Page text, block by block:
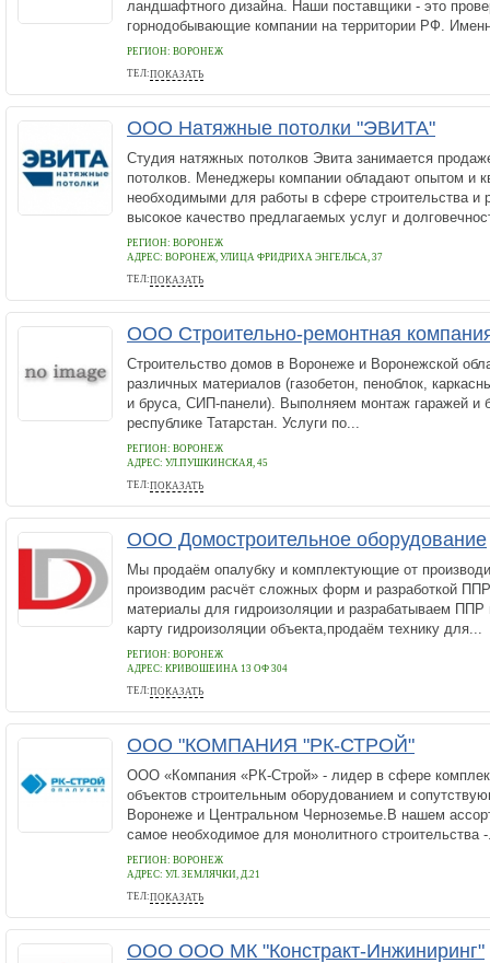
ландшафтного дизайна. Наши поставщики - это
горнодобывающие компании на территории РФ.
РЕГИОН: ВОРОНЕЖ
ТЕЛ:ПОКАЗАТЬ
89529516554
ООО Натяжные потолки "ЭВИТА"
Студия натяжных потолков Эвита занимается
потолков. Менеджеры компании обладают опытом и
необходимыми для работы в сфере строительства и
высокое качество предлагаемых услуг и
РЕГИОН: ВОРОНЕЖ
АДРЕС: ВОРОНЕЖ, УЛИЦА ФРИДРИХА ЭНГЕЛЬСА, 37
ТЕЛ:ПОКАЗАТЬ
+7 800 5112909
ООО Строительно-ремонтная
Строительство домов в Воронеже и Воронежской
различных материалов (газобетон, пеноблок,
и бруса, СИП-панели). Выполняем монтаж гаражей и
республике Татарстан. Услуги по...
РЕГИОН: ВОРОНЕЖ
АДРЕС: УЛ.ПУШКИНСКАЯ, 45
ТЕЛ:ПОКАЗАТЬ
+7-473-200-6814
ООО Домостроительное оборудование
Мы продаём опалубку и комплектующие от
производим расчёт сложных форм и разработкой
материалы для гидроизоляции и разрабатываем ППР
карту гидроизоляции объекта,продаём технику для...
РЕГИОН: ВОРОНЕЖ
АДРЕС: КРИВОШЕИНА 13 ОФ 304
ТЕЛ:ПОКАЗАТЬ
+79038527878
ООО "КОМПАНИЯ "РК-СТРОЙ"
ООО «Компания «РК-Строй» - лидер в сфере
объектов строительным оборудованием и
Воронеже и Центральном Черноземье.В нашем
самое необходимое для монолитного строительства
РЕГИОН: ВОРОНЕЖ
АДРЕС: УЛ. ЗЕМЛЯЧКИ, Д.21
ТЕЛ:ПОКАЗАТЬ
+74732065220
ООО ООО МК "Констракт-Инжиниринг"